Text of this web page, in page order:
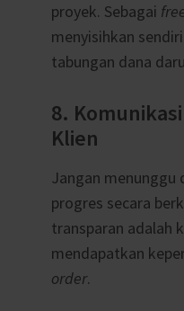
proyek. Sebagai
menyisihkan
tabungan dana
8.
Klien
Jangan menunggu
progres secara
transparan adalah
mendapatkan
order.